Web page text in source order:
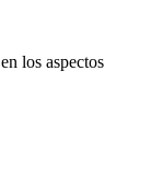
los aspectos